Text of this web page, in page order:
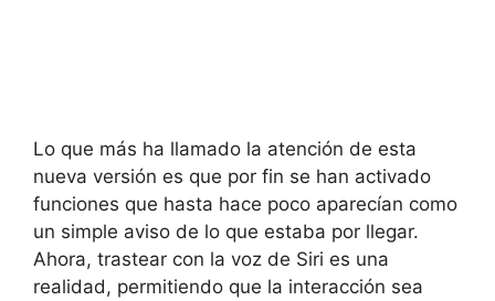
Lo que más ha llamado la atención de esta
nueva versión es que por fin se han activado
funciones que hasta hace poco aparecían como
un simple aviso de lo que estaba por llegar.
Ahora, trastear con la voz de Siri es una
realidad, permitiendo que la interacción sea